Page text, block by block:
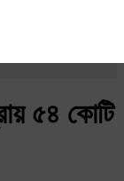
৫৪ কোটি